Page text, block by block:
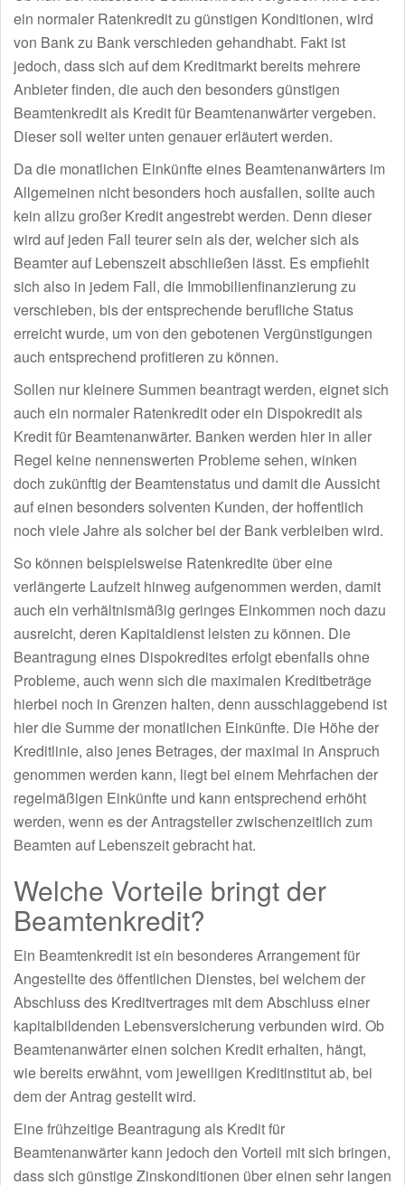
ein normaler Ratenkredit zu günstigen Konditionen, wird
von Bank zu Bank verschieden gehandhabt. Fakt ist
jedoch, dass sich auf dem Kreditmarkt bereits mehrere
Anbieter finden, die auch den besonders günstigen
Beamtenkredit als Kredit für Beamtenanwärter vergeben.
Dieser soll weiter unten genauer erläutert werden.
Da die monatlichen Einkünfte eines Beamtenanwärters im
Allgemeinen nicht besonders hoch ausfallen, sollte auch
kein allzu großer Kredit angestrebt werden. Denn dieser
wird auf jeden Fall teurer sein als der, welcher sich als
Beamter auf Lebenszeit abschließen lässt. Es empfiehlt
sich also in jedem Fall, die Immobilienfinanzierung zu
verschieben, bis der entsprechende berufliche Status
erreicht wurde, um von den gebotenen Vergünstigungen
auch entsprechend profitieren zu können.
Sollen nur kleinere Summen beantragt werden, eignet sich
auch ein normaler Ratenkredit oder ein Dispokredit als
Kredit für Beamtenanwärter. Banken werden hier in aller
Regel keine nennenswerten Probleme sehen, winken
doch zukünftig der Beamtenstatus und damit die Aussicht
auf einen besonders solventen Kunden, der hoffentlich
noch viele Jahre als solcher bei der Bank verbleiben wird.
So können beispielsweise Ratenkredite über eine
verlängerte Laufzeit hinweg aufgenommen werden, damit
auch ein verhältnismäßig geringes Einkommen noch dazu
ausreicht, deren Kapitaldienst leisten zu können. Die
Beantragung eines Dispokredites erfolgt ebenfalls ohne
Probleme, auch wenn sich die maximalen Kreditbeträge
hierbei noch in Grenzen halten, denn ausschlaggebend ist
hier die Summe der monatlichen Einkünfte. Die Höhe der
Kreditlinie, also jenes Betrages, der maximal in Anspruch
genommen werden kann, liegt bei einem Mehrfachen der
regelmäßigen Einkünfte und kann entsprechend erhöht
werden, wenn es der Antragsteller zwischenzeitlich zum
Beamten auf Lebenszeit gebracht hat.
Welche Vorteile bringt der
Beamtenkredit?
Ein Beamtenkredit ist ein besonderes Arrangement für
Angestellte des öffentlichen Dienstes, bei welchem der
Abschluss des Kreditvertrages mit dem Abschluss einer
kapitalbildenden Lebensversicherung verbunden wird. Ob
Beamtenanwärter einen solchen Kredit erhalten, hängt,
wie bereits erwähnt, vom jeweiligen Kreditinstitut ab, bei
dem der Antrag gestellt wird.
Eine frühzeitige Beantragung als Kredit für
Beamtenanwärter kann jedoch den Vorteil mit sich bringen,
dass sich günstige Zinskonditionen über einen sehr langen